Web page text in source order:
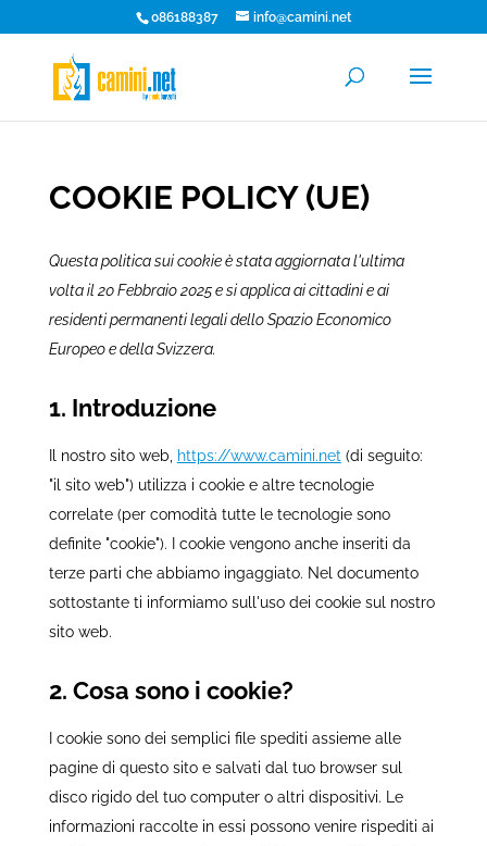
086188387 info@camini.net
COOKIE POLICY (UE)
Questa politica sui cookie è stata aggiornata l'ultima
volta il 20 Febbraio 2025 e si applica ai cittadini e ai
residenti permanenti legali dello Spazio Economico
Europeo e della Svizzera.
1. Introduzione
Il nostro sito web, https://www.camini.net (di seguito:
"il sito web") utilizza i cookie e altre tecnologie
correlate (per comodità tutte le tecnologie sono
definite "cookie"). I cookie vengono anche inseriti da
terze parti che abbiamo ingaggiato. Nel documento
sottostante ti informiamo sull'uso dei cookie sul nostro
sito web.
2. Cosa sono i cookie?
I cookie sono dei semplici file spediti assieme alle
pagine di questo sito e salvati dal tuo browser sul
disco rigido del tuo computer o altri dispositivi. Le
informazioni raccolte in essi possono venire rispediti ai